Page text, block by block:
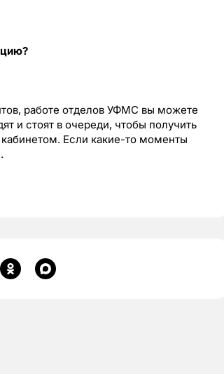
работе отделов УФМС вы можете
и стоят в очереди, чтобы получить
Если какие-то моменты